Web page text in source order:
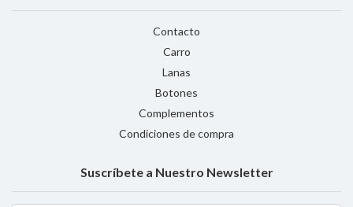
Contacto
Carro
Lanas
Botones
Complementos
Condiciones de compra
Suscríbete a Nuestro Newsletter